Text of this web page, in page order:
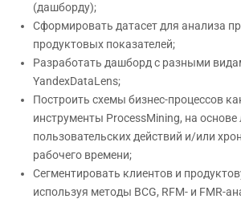
(дашборду);
Сформировать датасет для анализа
продуктовых показателей;
Разработать дашборд с разными
YandexDataLens;
Построить схемы бизнес-процессов
инструменты ProcessMining, на основе
пользовательских действий и/или
рабочего времени;
Сегментировать клиентов и
используя методы BCG, RFM- и FMR-